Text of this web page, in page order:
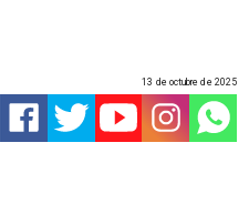
13 de octubre de 2025